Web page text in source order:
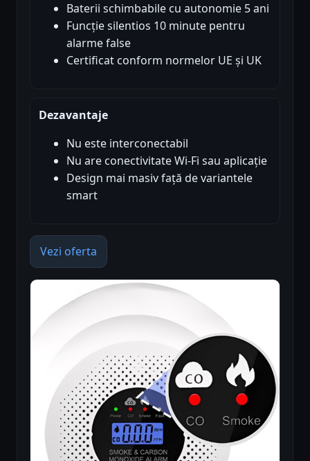
Baterii schimbabile cu autonomie 5 ani
Funcție silentios 10 minute pentru
alarme false
Certificat conform normelor UE și UK
Dezavantaje
Nu este interconectabil
Nu are conectivitate Wi-Fi sau aplicație
Design mai masiv față de variantele
smart
Vezi oferta